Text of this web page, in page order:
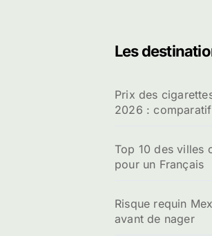
Les
Prix des
2026 :
Top 10 des villes
pour un Français
Risque requin
avant de nager